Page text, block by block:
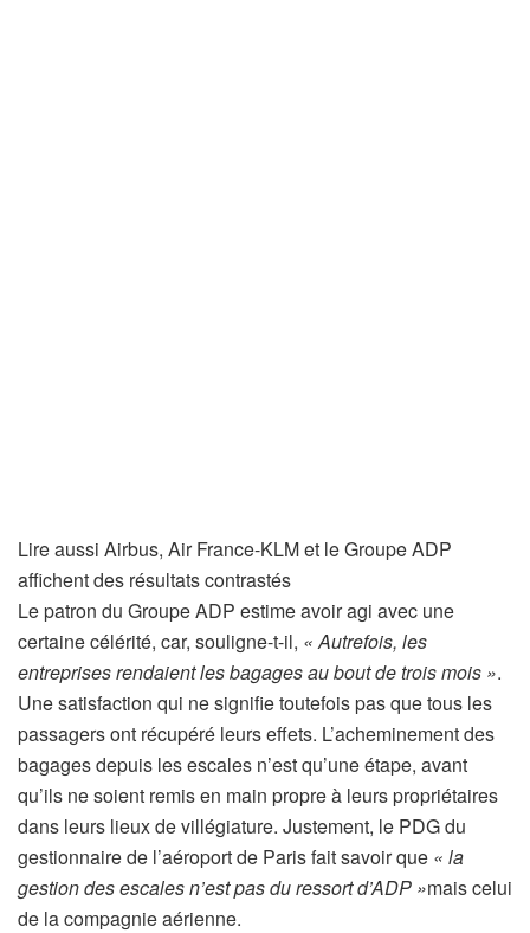
Lire aussi A
r
t
i
c
l
e
r
é
s
e
r
v
Airbus, Air France-KLM et le Groupe ADP
affichent des résultats contrastés
Le patron du Groupe ADP estime avoir agi avec une
certaine célérité, car, souligne-t-il, « Autrefois, les
entreprises rendaient les bagages au bout de trois mois ».
Une satisfaction qui ne signifie toutefois pas que tous les
passagers ont récupéré leurs effets. L’acheminement des
bagages depuis les escales n’est qu’une étape, avant
qu’ils ne soient remis en main propre à leurs propriétaires
dans leurs lieux de villégiature. Justement, le PDG du
gestionnaire de l’aéroport de Paris fait savoir que « la
gestion des escales n’est pas du ressort d’ADP »mais celui
de la compagnie aérienne.